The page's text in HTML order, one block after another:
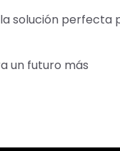
solución perfecta
un futuro más